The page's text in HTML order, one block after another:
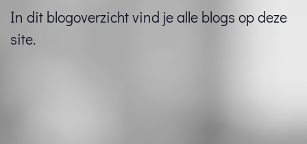
In dit blogoverzicht vind je alle blogs op deze
site.